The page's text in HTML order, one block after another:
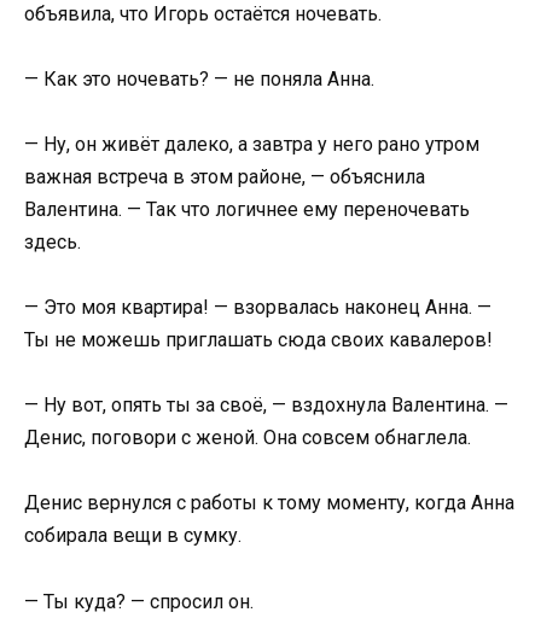
объявила, что Игорь остаётся ночевать.
— Как это ночевать? — не поняла Анна.
— Ну, он живёт далеко, а завтра у него рано утром
важная встреча в этом районе, — объяснила
Валентина. — Так что логичнее ему переночевать
здесь.
— Это моя квартира! — взорвалась наконец Анна. —
Ты не можешь приглашать сюда своих кавалеров!
— Ну вот, опять ты за своё, — вздохнула Валентина. —
Денис, поговори с женой. Она совсем обнаглела.
Денис вернулся с работы к тому моменту, когда Анна
собирала вещи в сумку.
— Ты куда? — спросил он.